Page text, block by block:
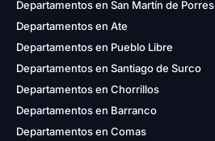
Departamentos en San Martín de Porres
Departamentos en Ate
Departamentos en Pueblo Libre
Departamentos en Santiago de Surco
Departamentos en Chorrillos
Departamentos en Barranco
Departamentos en Comas